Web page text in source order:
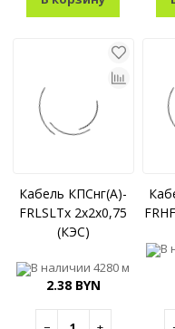
Кабель КПСнг(A)-
FRLSLTx 2x2x0,75
(КЭС)
В наличии4280 м
2.38 BYN
В